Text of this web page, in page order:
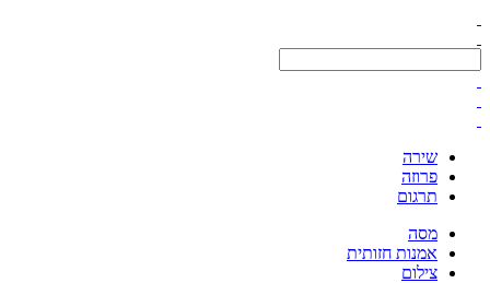
שירה
פרוזה
תרגום
מסה
אמנות חזותית
צילום